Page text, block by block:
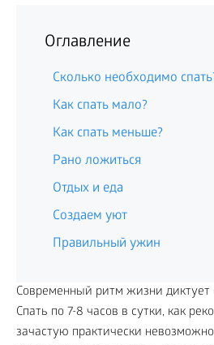
Оглавление
Сколько необходимо
Как спать мало?
Как спать меньше?
Рано ложиться
Отдых и еда
Создаем уют
Правильный ужин
Современный ритм жизни диктует
Спать по 7-8 часов в сутки, как
зачастую практически